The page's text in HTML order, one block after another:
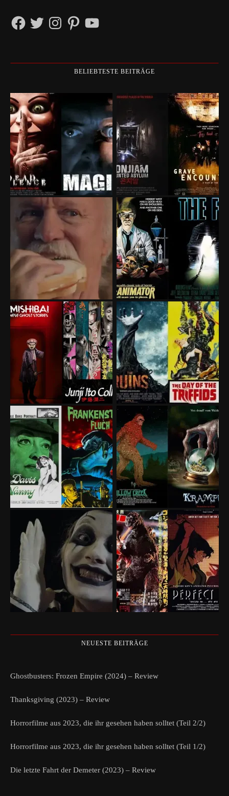
FacebookTwitterInstagramPinterestYouTube
BELIEBTESTE BEITRÄGE
NEUESTE BEITRÄGE
Ghostbusters: Frozen Empire (2024) – Review
Thanksgiving (2023) – Review
Horrorfilme aus 2023, die ihr gesehen haben solltet (Teil 2/2)
Horrorfilme aus 2023, die ihr gesehen haben solltet (Teil 1/2)
Die letzte Fahrt der Demeter (2023) – Review